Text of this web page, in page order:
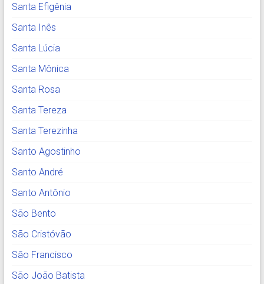
Santa Efigênia
Santa Inês
Santa Lúcia
Santa Mônica
Santa Rosa
Santa Tereza
Santa Terezinha
Santo Agostinho
Santo André
Santo Antônio
São Bento
São Cristóvão
São Francisco
São João Batista